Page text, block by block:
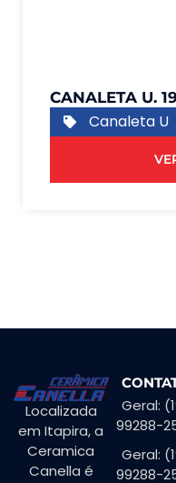
CANALETA U.
Canaleta U
Localizada
em Itapira, a
Ceramica
Canella é
Geral:
99288-
Geral:
99288-